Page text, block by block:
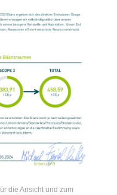
die Ansicht und zum